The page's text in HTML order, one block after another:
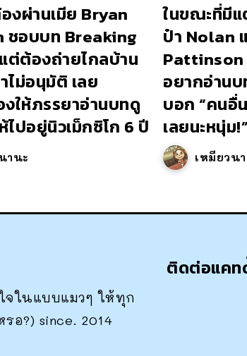
งผ่านเมีย Bryan
ชอบบท Breaking
ต่ต้องถ่ายไกลบ้าน
ไม่อนุมัติ เลย
ให้ภรรยาอ่านบทดู
ไปอยู่นิวเม็กซิโก 6 ปี
านะ
ในขณะที่มี
ป๋า Nolan
Pattinson
อยากอ่านบ
บอก “คนอื่
เลยนะหนุ่ม!”
เหมียวน
จในแบบแมวๆ ให้ทุก
อ?) since. 2014
ติดต่อแคท